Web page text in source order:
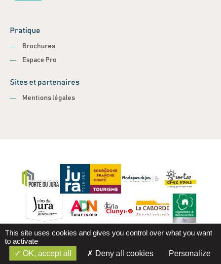
Pratique
Brochures
Espace Pro
Sites et partenaires
Mentions légales
Mentions légales
This site uses cookies and gives you control over what you want
to activate
OK, accept all
Deny all cookies
Personalize